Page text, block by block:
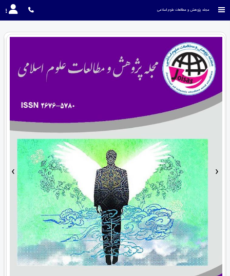
مجله پژوهش و مطالعات علوم اسلامی
› ‹